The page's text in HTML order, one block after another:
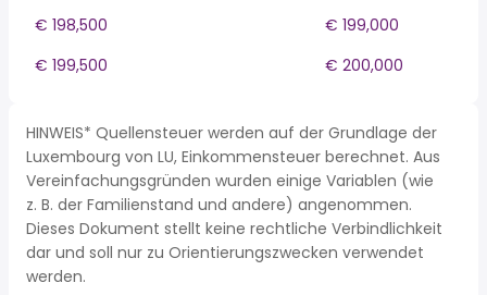
€ 198,500
€ 199,000
€ 199,500
€ 200,000
HINWEIS* Quellensteuer werden auf der Grundlage der
Luxembourg von LU, Einkommensteuer berechnet. Aus
Vereinfachungsgründen wurden einige Variablen (wie
z. B. der Familienstand und andere) angenommen.
Dieses Dokument stellt keine rechtliche Verbindlichkeit
dar und soll nur zu Orientierungszwecken verwendet
werden.